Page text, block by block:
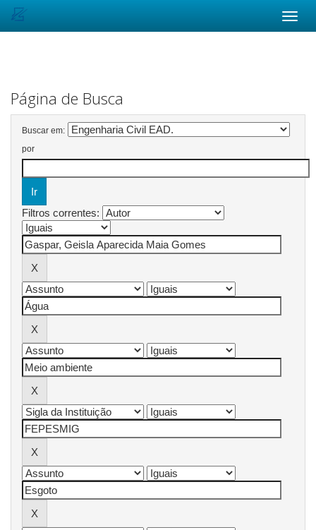
Página de Busca
Buscar em:
por
Filtros correntes: